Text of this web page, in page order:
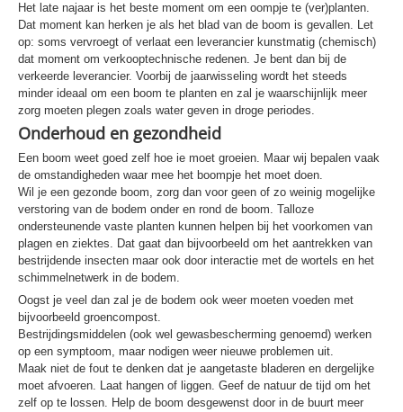
Het late najaar is het beste moment om een oompje te (ver)planten.
Dat moment kan herken je als het blad van de boom is gevallen. Let
op: soms vervroegt of verlaat een leverancier kunstmatig (chemisch)
dat moment om verkooptechnische redenen. Je bent dan bij de
verkeerde leverancier. Voorbij de jaarwisseling wordt het steeds
minder ideaal om een boom te planten en zal je waarschijnlijk meer
zorg moeten plegen zoals water geven in droge periodes.
Onderhoud en gezondheid
Een boom weet goed zelf hoe ie moet groeien. Maar wij bepalen vaak
de omstandigheden waar mee het boompje het moet doen.
Wil je een gezonde boom, zorg dan voor geen of zo weinig mogelijke
verstoring van de bodem onder en rond de boom. Talloze
ondersteunende vaste planten kunnen helpen bij het voorkomen van
plagen en ziektes. Dat gaat dan bijvoorbeeld om het aantrekken van
bestrijdende insecten maar ook door interactie met de wortels en het
schimmelnetwerk in de bodem.
Oogst je veel dan zal je de bodem ook weer moeten voeden met
bijvoorbeeld groencompost.
Bestrijdingsmiddelen (ook wel gewasbescherming genoemd) werken
op een symptoom, maar nodigen weer nieuwe problemen uit.
Maak niet de fout te denken dat je aangetaste bladeren en dergelijke
moet afvoeren. Laat hangen of liggen. Geef de natuur de tijd om het
zelf op te lossen. Help de boom desgewenst door in de buurt meer